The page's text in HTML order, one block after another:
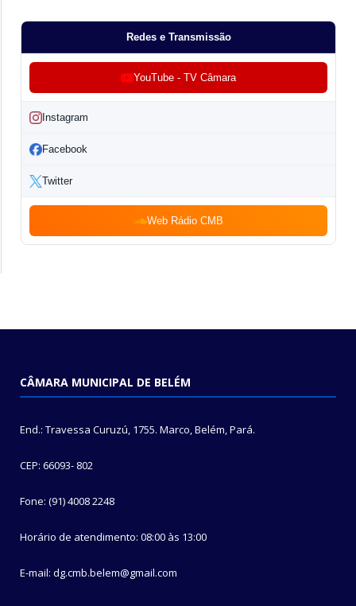
Redes e Transmissão
YouTube - TV Câmara
Instagram
Facebook
Twitter
Web Rádio CMB
CÂMARA MUNICIPAL DE BELÉM
End.: Travessa Curuzú, 1755. Marco, Belém, Pará.
CEP: 66093- 802
Fone: (91) 4008 2248
Horário de atendimento: 08:00 às 13:00
E-mail: dg.cmb.belem@gmail.com